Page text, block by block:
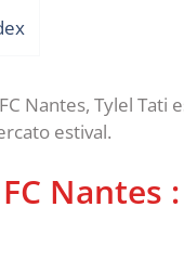
Nantes, Tylel Tati
estival.
Nantes